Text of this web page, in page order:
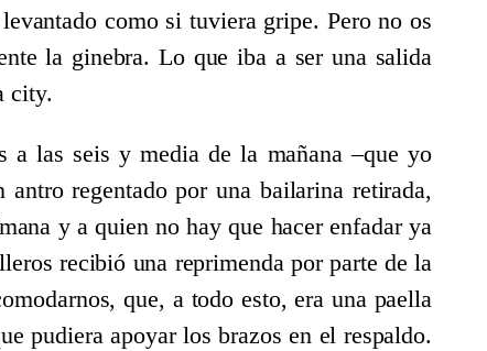
como si tuviera gripe. Pero no os
la ginebra. Lo que iba a ser una salida
city.
a las seis y media de la mañana –que yo
regentado por una bailarina retirada,
y a quien no hay que hacer enfadar ya
recibió una reprimenda por parte de la
que, a todo esto, era una paella
pudiera apoyar los brazos en el respaldo.